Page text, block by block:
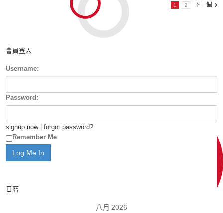
1 2 下一個
會員登入
Username:
Password:
signup now| forgot password?
Remember Me
日曆
八月 2026